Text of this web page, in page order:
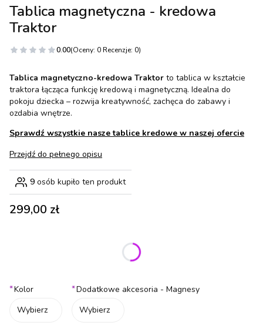
Tablica magnetyczna - kredowa
Traktor
0.00(Oceny: 0 Recenzje: 0)
Tablica magnetyczno-kredowa Traktor to tablica w kształcie
traktora łącząca funkcję kredową i magnetyczną. Idealna do
pokoju dziecka – rozwija kreatywność, zachęca do zabawy i
ozdabia wnętrze.
Sprawdź wszystkie nasze tablice kredowe w naszej ofercie
Przejdź do pełnego opisu
9 osób kupiło ten produkt
Cena
299,00 zł
Poszczególne warianty mogą różnić się ceną
*Kolor
Wybierz
*Dodatkowe akcesoria - Magnesy
Wybierz